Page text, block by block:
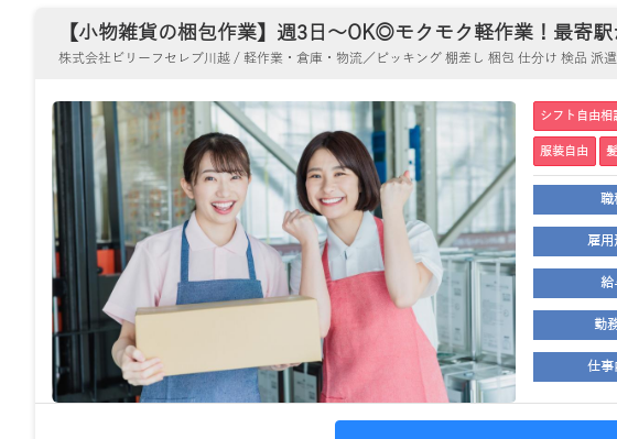
【小物雑貨の梱包作業】週3日～OK◎モクモク軽作業！最寄
株式会社ビリーフセレブ川越 / 軽作業・倉庫・物流／ピッキング 棚差し 梱包 仕分け 検品 派
シフト自由相
服装自由
職
雇用
給
勤
仕事